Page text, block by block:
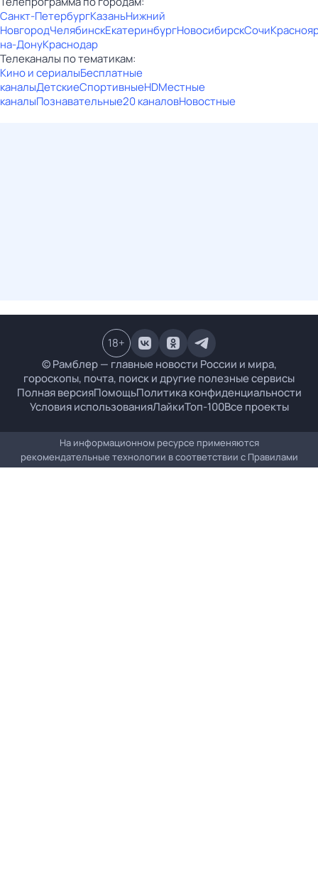
Санкт-ПетербургКазаньНижний
НовгородЧелябинскЕкатеринбургНовосибирскСочи
на-ДонуКраснодар
Телеканалы по тематикам:
Кино и сериалыБесплатные
каналыДетскиеСпортивныеHDМестные
каналыПознавательные20 каналовНовостные
© Рамблер — главные новости России и мира,
гороскопы, почта, поиск и другие полезные сервисы
Полная версияПомощьПолитика конфиденциальности
Условия использованияЛайкиТоп-100Все проекты
18+
На информационном ресурсе применяются
рекомендательные технологии в соответствии с Правилами